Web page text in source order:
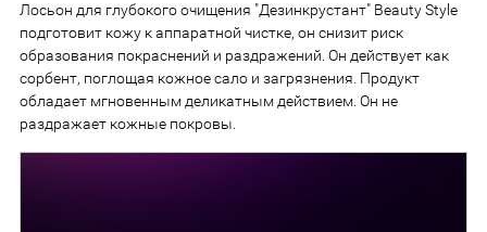
Лосьон для глубокого очищения "Дезинкрустант" Beauty Style
подготовит кожу к аппаратной чистке, он снизит риск
образования покраснений и раздражений. Он действует как
сорбент, поглощая кожное сало и загрязнения. Продукт
обладает мгновенным деликатным действием. Он не
раздражает кожные покровы.